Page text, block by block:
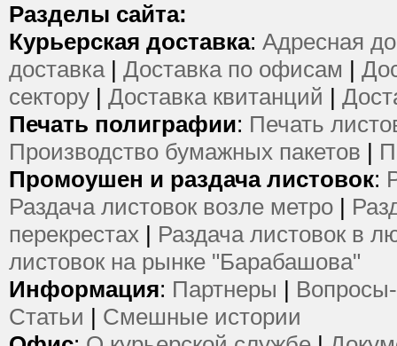
Разделы сайта:
Курьерская доставка: Адресная
доставка| Доставка по офисам |
сектору | Доставка квитанций |
Печать полиграфии: Печать
Производство бумажных пакетов |
Промоушен и раздача листовок:
Раздача листовок возле метро |
перекрестах | Раздача листовок в
листовок на рынке "Барабашова"
Информация: Партнеры |
Статьи | Смешные истории